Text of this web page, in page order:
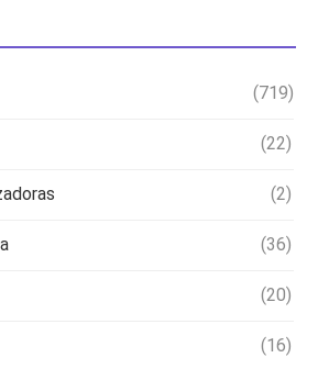
(719)
(22)
(2)
(36)
(20)
(16)